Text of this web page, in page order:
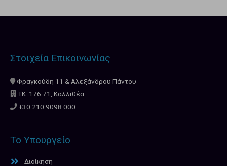
Στοιχεία Επικοινωνίας
Φραγκούδη 11 & Αλεξάνδρου Πάντου
ΤΚ: 176 71, Καλλιθέα
+30 210.9098.000
Το Υπουργείο
Διοίκηση